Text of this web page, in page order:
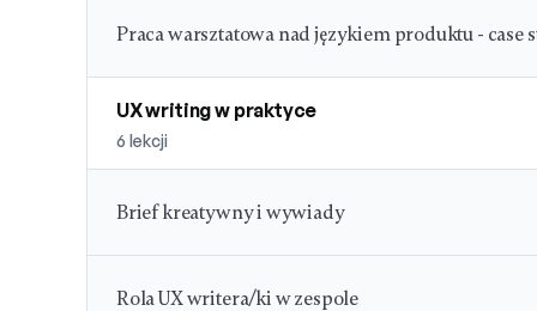
Praca warsztatowa nad językiem produktu - case
UX writing w praktyce
6 lekcji
Brief kreatywny i wywiady
Rola UX writera/ki w zespole